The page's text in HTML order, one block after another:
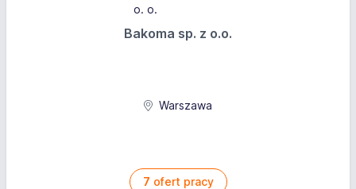
Bakoma sp. z o.o.
Warszawa
7 ofert pracy